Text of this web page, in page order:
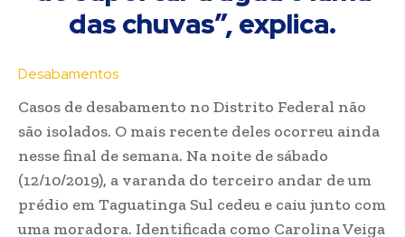
das chuvas”, explica.
Desabamentos
Casos de desabamento no Distrito Federal não
são isolados. O mais recente deles ocorreu ainda
nesse final de semana. Na noite de sábado
(12/10/2019), a varanda do terceiro andar de um
prédio em Taguatinga Sul cedeu e caiu junto com
uma moradora. Identificada como Carolina Veiga